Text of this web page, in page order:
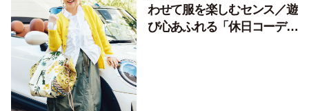
わせて服を楽しむセンス／遊
び心あふれる「休日コーデ